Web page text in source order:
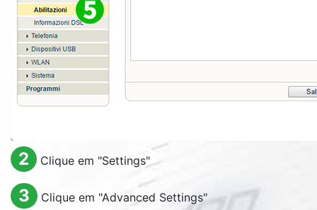
2 Clique em "Settings"
3 Clique em "Advanced Settings"